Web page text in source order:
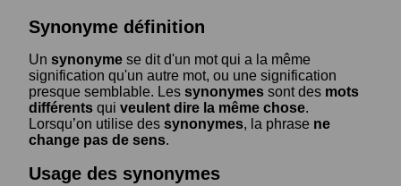
Synonyme définition
Un synonyme se dit d'un mot qui a la même
signification qu'un autre mot, ou une signification
presque semblable. Les synonymes sont des mots
différents qui veulent dire la même chose.
Lorsqu’on utilise des synonymes, la phrase ne
change pas de sens.
Usage des synonymes